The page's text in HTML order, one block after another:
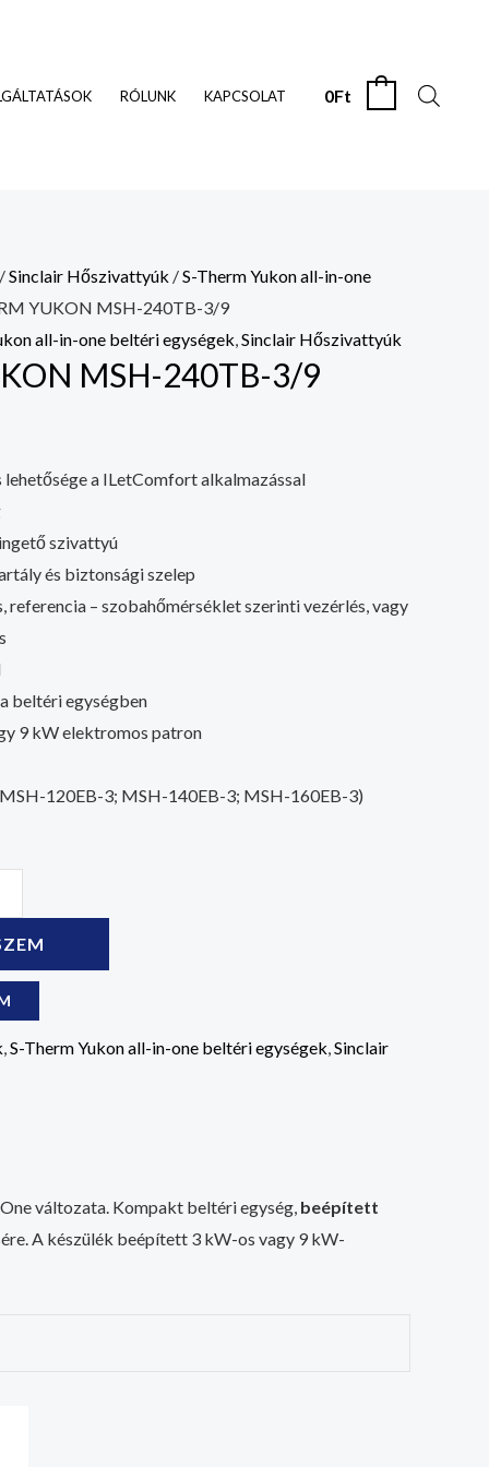
RÓLUNK KAPCSOLAT 0Ft
Sinclair Hőszivattyúk /S-Therm Yukon all-in-one
YUKON MSH-240TB-3/9
all-in-one beltéri egységek,Sinclair Hőszivattyúk
MSH-240TB-3/9
lehetősége a ILetComfort alkalmazással
szivattyú
és biztonsági szelep
referencia – szobahőmérséklet szerinti vezérlés, vagy
beltéri egységben
9 kW elektromos patron
120EB-3; MSH-140EB-3; MSH-160EB-3)
,S-Therm Yukon all-in-one beltéri egységek,Sinclair
változata. Kompakt beltéri egység, beépített
A készülék beépített 3 kW-os vagy 9 kW-